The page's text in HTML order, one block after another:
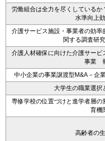
労働組合は全力を尽くしている
水準向上
介護サービス施設・事業者の効
関する調査研
介護人材確保に向けた介護サー
事業
中小企業の事業譲渡型M&A－企
大学生の職業選択
専修学校の位置づけと進学者層
育機
高齢者の